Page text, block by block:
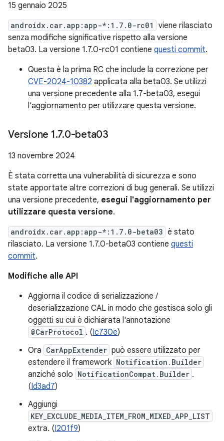
15 gennaio 2025
androidx.car.app:app-*:1.7.0-rc01
viene rilasciato
senza modifiche significative rispetto alla versione
beta03. La versione 1.7.0-rc01 contiene questi commit.
Questa è la prima RC che include la correzione per
CVE-2024-10382 applicata alla beta03. Se utilizzi
una versione precedente alla 1.7-beta03, esegui
l'aggiornamento per utilizzare questa versione.
Versione 1.7.0-beta03
13 novembre 2024
È stata corretta una vulnerabilità di sicurezza e sono
state apportate altre correzioni di bug generali. Se utilizzi
una versione precedente, esegui l'aggiornamento per
utilizzare questa versione.
androidx.car.app:app-*:1.7.0-beta03 è stato
rilasciato. La versione 1.7.0-beta03 contiene questi
commit.
Modifiche alle API
Aggiorna il codice di serializzazione /
deserializzazione CAL in modo che gestisca solo gli
oggetti su cui è dichiarata l'annotazione
@CarProtocol . (Ic730e)
Ora CarAppExtender può essere utilizzato per
estendere il framework Notification.Builder
anziché solo NotificationCompat.Builder .
(Id3ad7)
Aggiungi
KEY_EXCLUDE_MEDIA_ITEM_FROM_MIXED_APP_LIST
extra. (I201f9)